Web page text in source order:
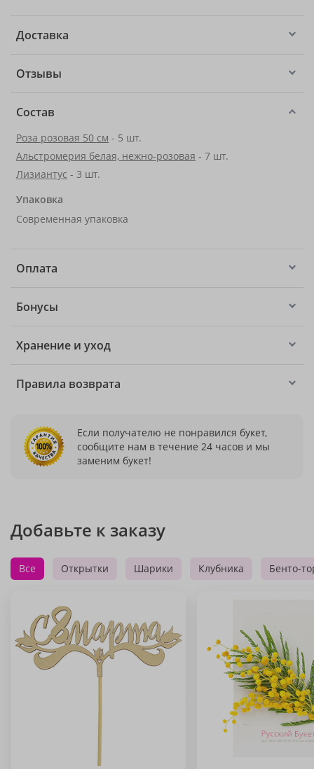
Доставка
Отзывы
Состав
Роза розовая 50 см - 5 шт.
Альстромерия белая, нежно-розовая - 7 шт.
Лизиантус - 3 шт.
Упаковка
Современная упаковка
Оплата
Бонусы
Хранение и уход
Правила возврата
Если получателю не понравился букет,
сообщите нам в течение 24 часов и мы
заменим букет!
Добавьте к заказу
Все Открытки Шарики Клубника Бенто-